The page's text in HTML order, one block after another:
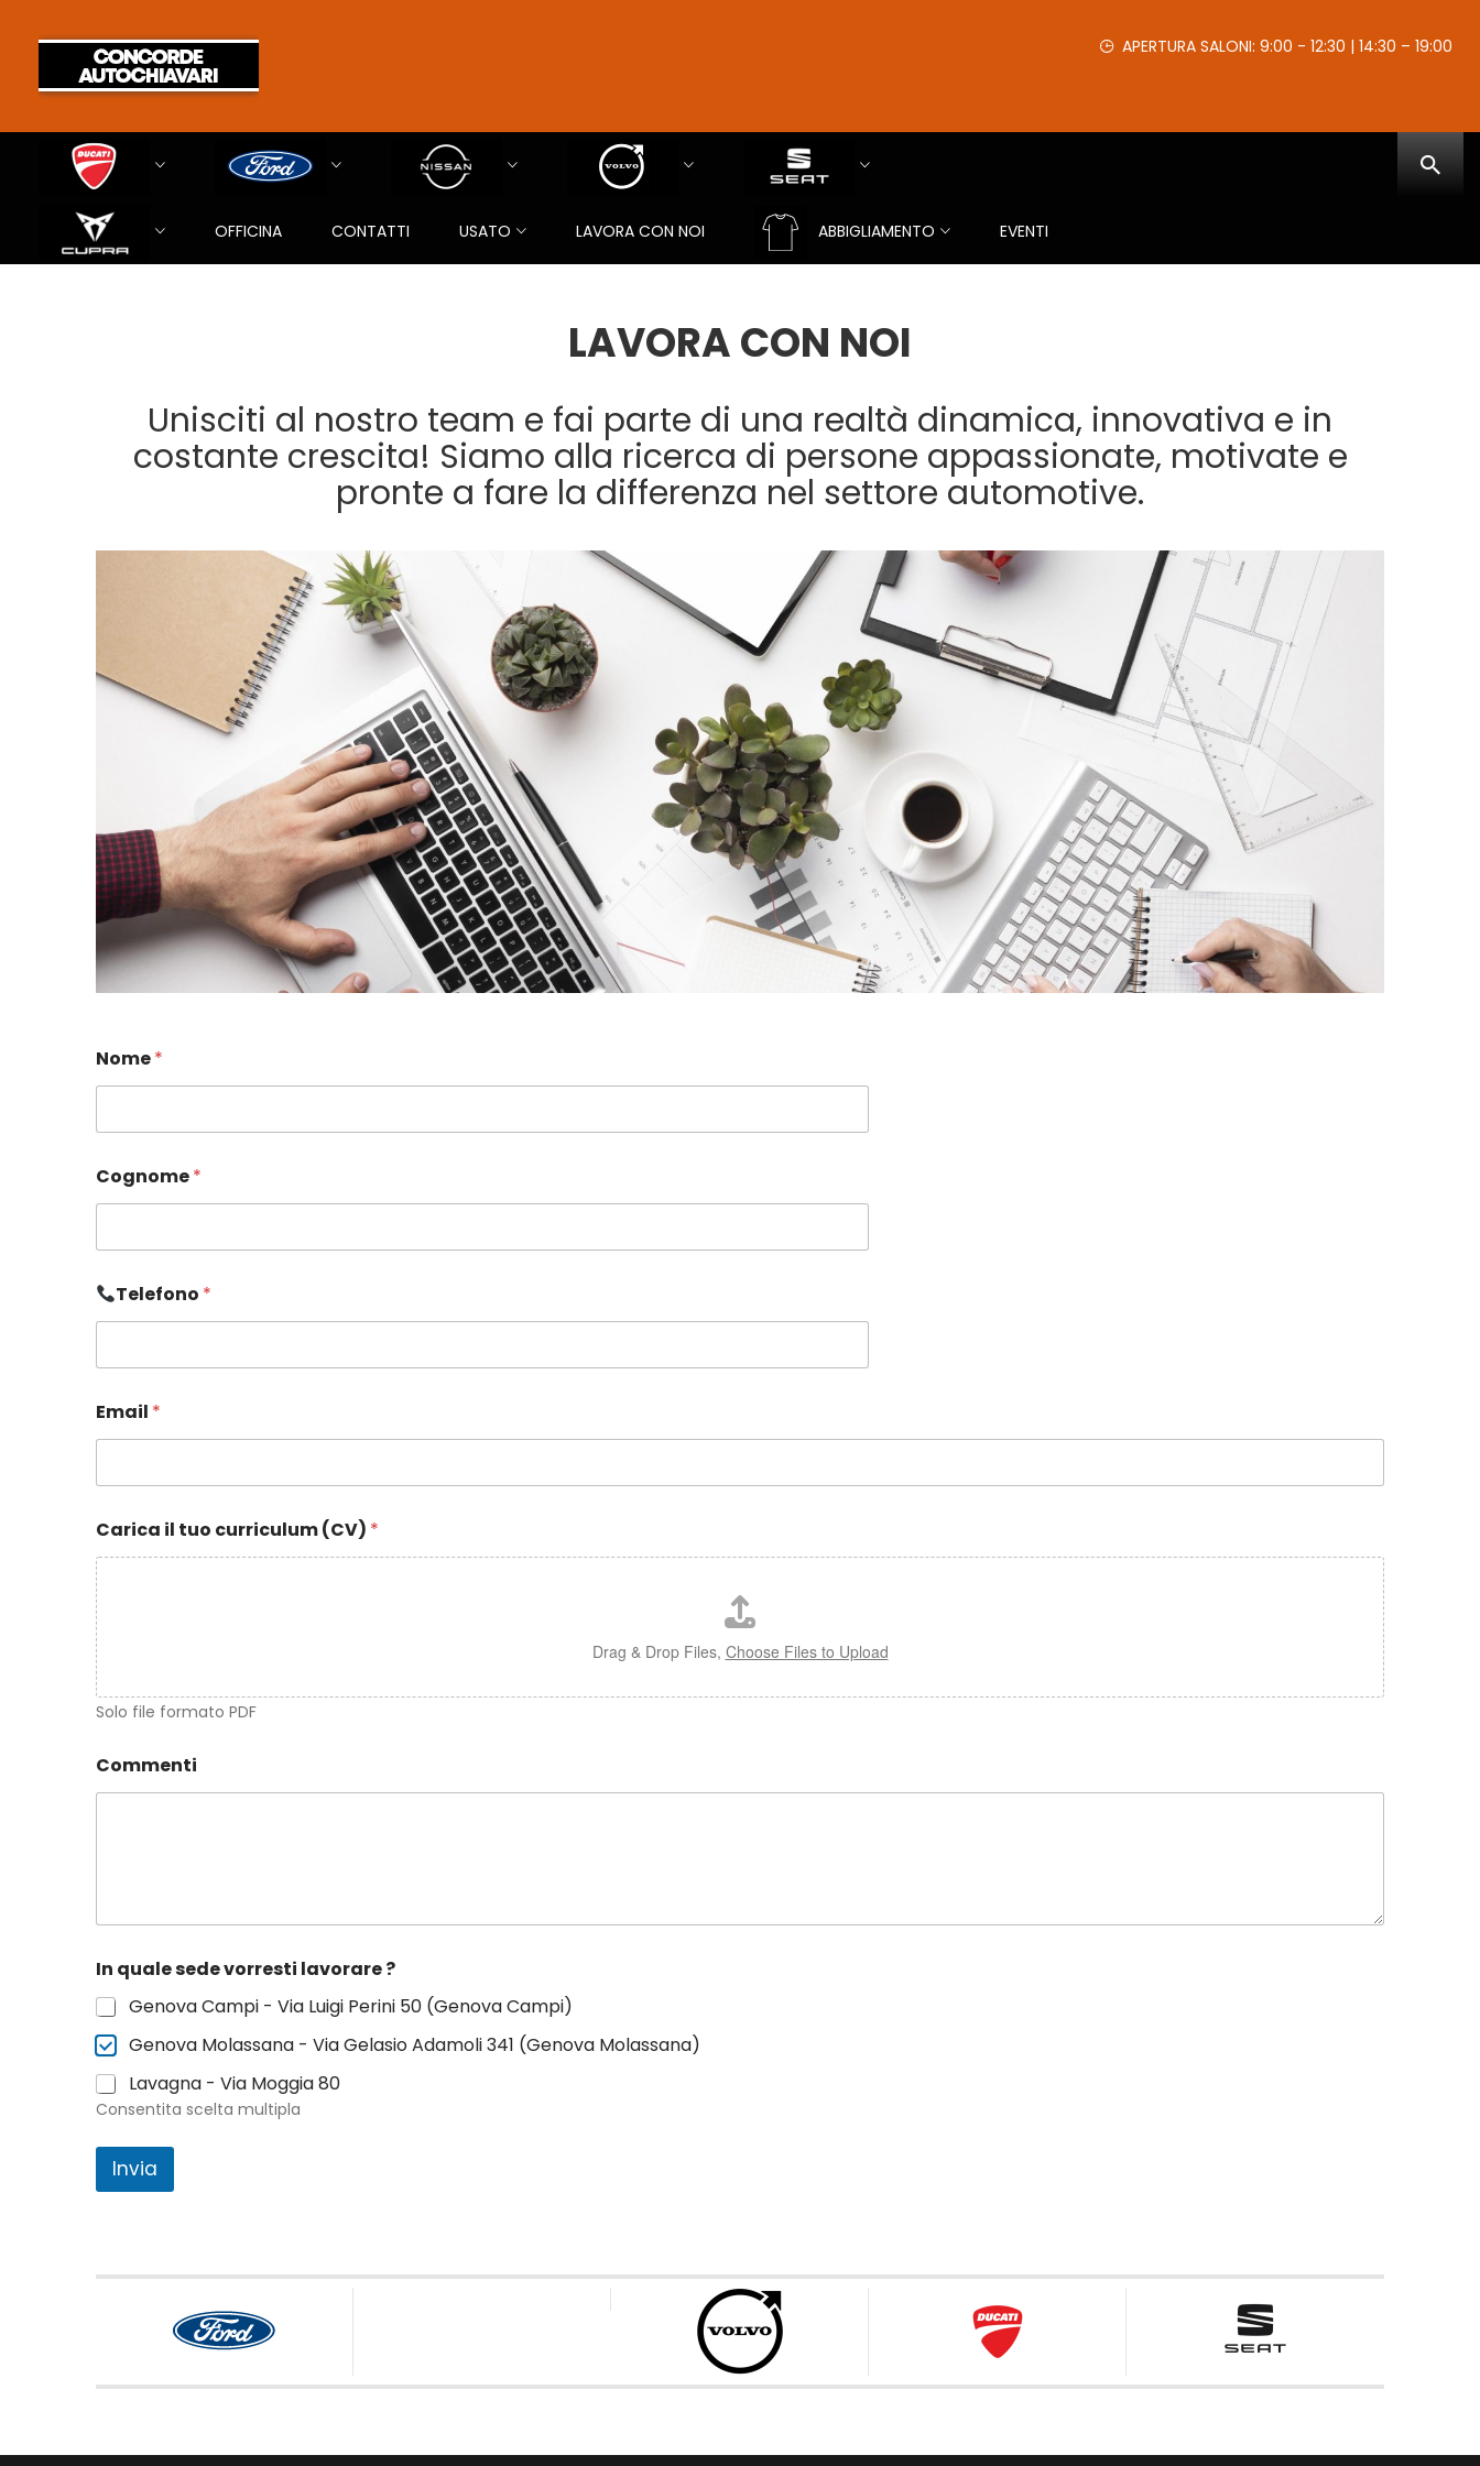
APERTURA SALONI: 9:00 - 12:30 | 14:30 – 19:00
OFFICINA CONTATTI USATO LAVORA CON NOI ABBIGLIAMENTO EVENTI
LAVORA CON NOI
Unisciti al nostro team e fai parte di una realtà dinamica, innovativa e in
costante crescita! Siamo alla ricerca di persone appassionate, motivate e
pronte a fare la differenza nel settore automotive.
Nome*
Cognome*
Telefono *
Email *
Carica il tuo curriculum (CV) *
Drag & Drop Files, Choose Files to Upload
Solo file formato PDF
Commenti
In quale sede vorresti lavorare ?
Genova Campi - Via Luigi Perini 50 (Genova Campi)
Genova Molassana - Via Gelasio Adamoli 341 (Genova Molassana)
Lavagna - Via Moggia 80
Consentita scelta multipla
Invia